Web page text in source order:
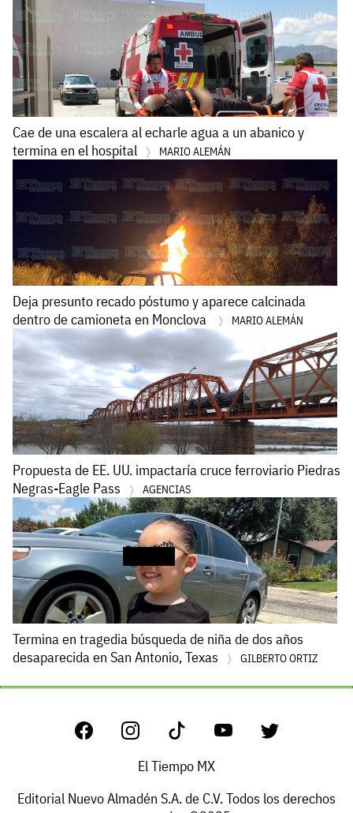
Cae de una escalera al echarle agua a un abanico y
termina en el hospital
MARIO ALEMÁN
Deja presunto recado póstumo y aparece calcinada
dentro de camioneta en Monclova
MARIO ALEMÁN
Propuesta de EE. UU. impactaría cruce ferroviario Piedras
Negras-Eagle Pass
AGENCIAS
Termina en tragedia búsqueda de niña de dos años
desaparecida en San Antonio, Texas
GILBERTO ORTIZ
El Tiempo MX
Editorial Nuevo Almadén S.A. de C.V. Todos los derechos